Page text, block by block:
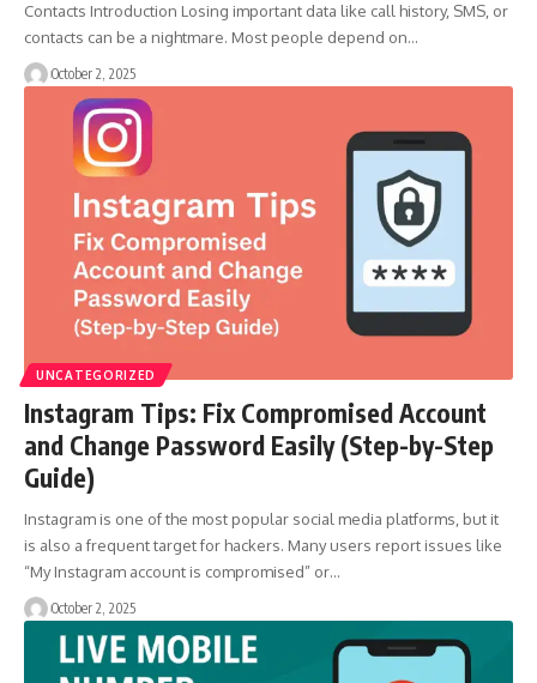
Contacts Introduction Losing important data like call history, SMS, or
contacts can be a nightmare. Most people depend on…
October 2, 2025
UNCATEGORIZED
Instagram Tips: Fix Compromised Account
and Change Password Easily (Step-by-Step
Guide)
Instagram is one of the most popular social media platforms, but it
is also a frequent target for hackers. Many users report issues like
“My Instagram account is compromised” or…
October 2, 2025